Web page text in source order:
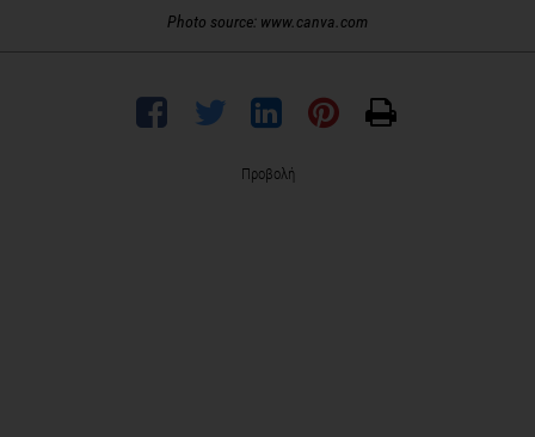
Photo source: www.canva.com
Προβολή